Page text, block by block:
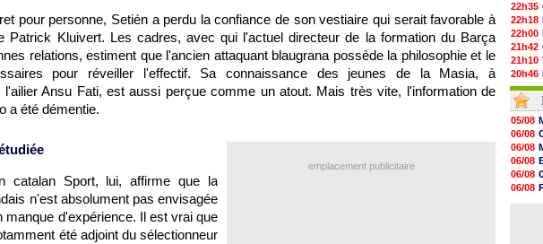
pour personne, Setién a perdu la confiance de son vestiaire qui serait favorable à
Patrick Kluivert. Les cadres, avec qui l'actuel directeur de la formation du Barça
relations, estiment que l'ancien attaquant blaugrana possède la philosophie et le
pour réveiller l'effectif. Sa connaissance des jeunes de la Masia, à
Ansu Fati, est aussi perçue comme un atout. Mais très vite, l'information de
a été démentie.
emplacement publicitaire
catalan Sport, lui, affirme que la
n'est absolument pas envisagée
manque d'expérience. Il est vrai que
été adjoint du sélectionneur
22h35
22h18
22h00
21h42
21h10
20h46
20h30
20h01
19h18
19h09
18h48
18h37
18h29
17h58
17h46
05/08
06/08
06/08
06/08
06/08
06/08